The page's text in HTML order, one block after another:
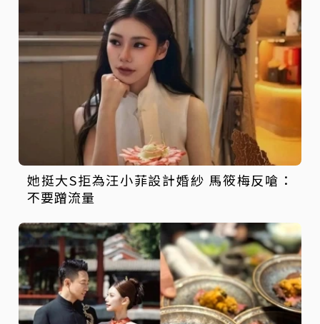
她挺大S拒為汪小菲設計婚紗 馬筱梅反嗆：
不要蹭流量